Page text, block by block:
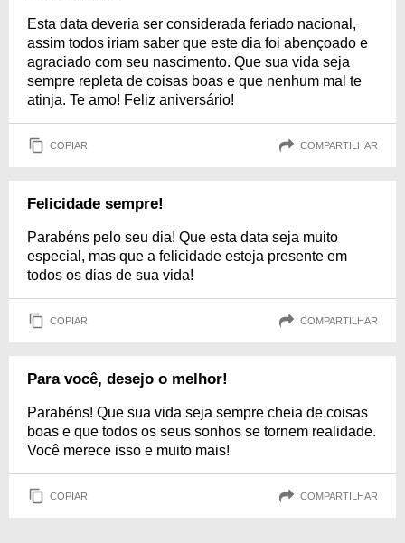
Esta data deveria ser considerada feriado nacional,
assim todos iriam saber que este dia foi abençoado e
agraciado com seu nascimento. Que sua vida seja
sempre repleta de coisas boas e que nenhum mal te
atinja. Te amo! Feliz aniversário!
COPIAR COMPARTILHAR
Felicidade sempre!
Parabéns pelo seu dia! Que esta data seja muito
especial, mas que a felicidade esteja presente em
todos os dias de sua vida!
COPIAR COMPARTILHAR
Para você, desejo o melhor!
Parabéns! Que sua vida seja sempre cheia de coisas
boas e que todos os seus sonhos se tornem realidade.
Você merece isso e muito mais!
COPIAR COMPARTILHAR